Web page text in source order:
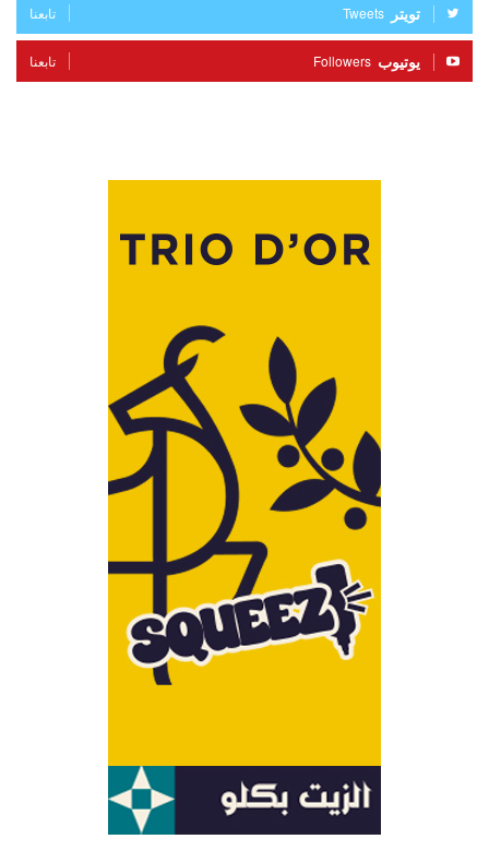
تويتر Tweets تابعنا
يوتيوب Followers تابعنا